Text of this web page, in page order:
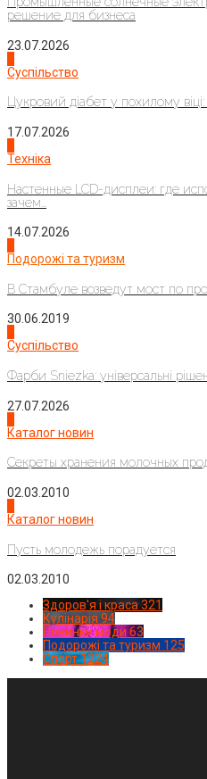
решение для бизнеса
23.07.2026
Суспільство
Цукровий діабет у похилому
17.07.2026
Техніка
Настенные LCD-дисплеи: где
зачем...
14.07.2026
Подорожі та туризм
В Стамбуле возведут мост по
30.06.2019
Суспільство
Фарби Sniezka: універсальні
27.07.2026
Каталог новин
Секреты хранения молочных
02.03.2010
Каталог новин
Пусть молодежь порадуется
02.03.2010
Здоров'я і краса 321
Кулінарія 94
Новинки моди 63
Подорожі та туризм 125
Спорт1224